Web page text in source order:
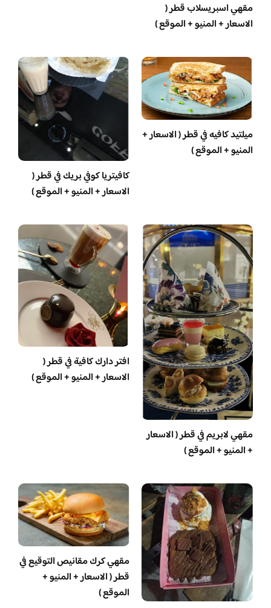
مقهي اسبريسلاب قطر (
الاسعار + المنيو + الموقع )
ميلتيد كافيه في قطر ( الاسعار +
المنيو + الموقع )
كافيتريا كوفي بريك في قطر (
الاسعار + المنيو + الموقع )
مقهي لابريم في قطر ( الاسعار
+ المنيو + الموقع )
افتر دارك كافية في قطر (
الاسعار + المنيو + الموقع )
مقهي كرك مقانيص التوقيع في
قطر ( الاسعار + المنيو +
الموقع )